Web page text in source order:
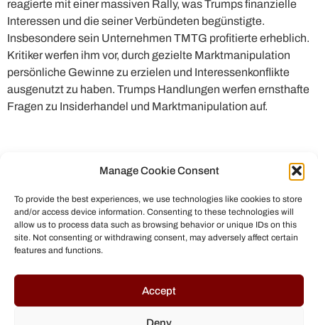
Manage Cookie Consent
To provide the best experiences, we use technologies like cookies to store
and/or access device information. Consenting to these technologies will
allow us to process data such as browsing behavior or unique IDs on this
site. Not consenting or withdrawing consent, may adversely affect certain
features and functions.
Accept
Deny
reagierte mit einer massiven Rally, was Trumps finanzielle
Interessen und die seiner Verbündeten begünstigte.
Insbesondere sein Unternehmen TMTG profitierte erheblich.
Kritiker werfen ihm vor, durch gezielte Marktmanipulation
persönliche Gewinne zu erzielen und Interessenkonflikte
ausgenutzt zu haben. Trumps Handlungen werfen ernsthafte
Fragen zu Insiderhandel und Marktmanipulation auf.